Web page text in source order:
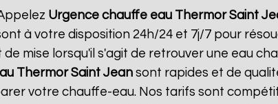
Urgence chauffe eau Thermor Saint
à votre disposition 24h/24 et 7j/7 pour
mise lorsqu'il s'agit de retrouver une eau
Thermor Saint Jean sont rapides et de
votre chauffe-eau. Nos tarifs sont